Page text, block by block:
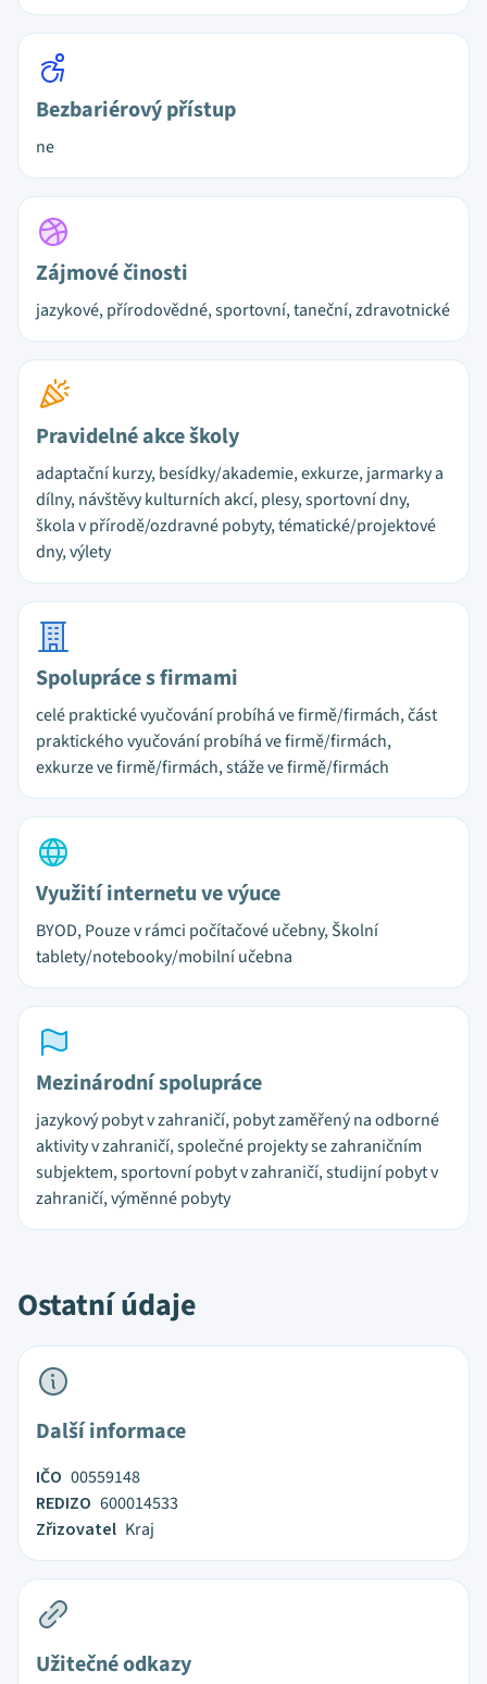
Bezbariérový přístup
ne
Zájmové činosti
jazykové, přírodovědné, sportovní, taneční, zdravotnické
Pravidelné akce školy
adaptační kurzy, besídky/akademie, exkurze, jarmarky a
dílny, návštěvy kulturních akcí, plesy, sportovní dny,
škola v přírodě/ozdravné pobyty, tématické/projektové
dny, výlety
Spolupráce s firmami
celé praktické vyučování probíhá ve firmě/firmách, část
praktického vyučování probíhá ve firmě/firmách,
exkurze ve firmě/firmách, stáže ve firmě/firmách
Využití internetu ve výuce
BYOD, Pouze v rámci počítačové učebny, Školní
tablety/notebooky/mobilní učebna
Mezinárodní spolupráce
jazykový pobyt v zahraničí, pobyt zaměřený na odborné
aktivity v zahraničí, společné projekty se zahraničním
subjektem, sportovní pobyt v zahraničí, studijní pobyt v
zahraničí, výměnné pobyty
Ostatní údaje
Další informace
IČO 00559148
REDIZO 600014533
Zřizovatel Kraj
Užitečné odkazy